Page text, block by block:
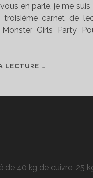
en parle, je me suis
carnet de
Girls Party
LECTURE …
40 kg de cuivre, 25